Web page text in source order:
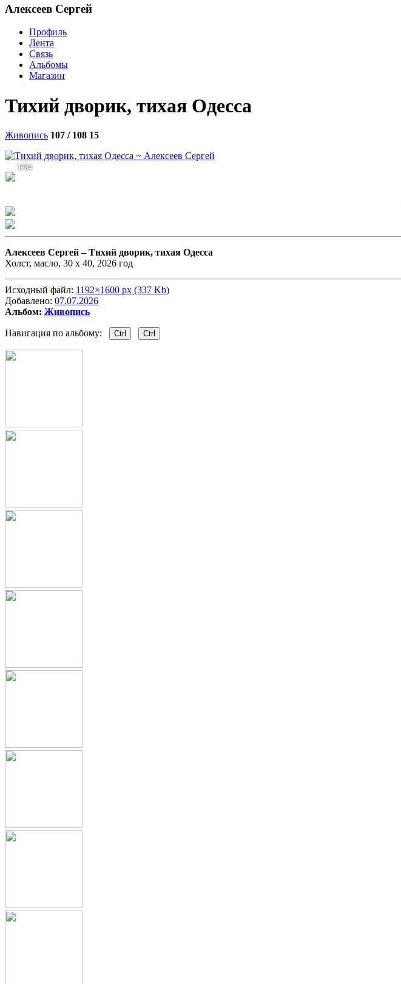
Алексеев Сергей
Профиль
Лента
Связь
Альбомы
Магазин
Тихий дворик, тихая Одесса
Живопись 107 / 108 15
1784
Алексеев Сергей –Тихий дворик, тихая Одесса
Холст, масло, 30 х 40, 2026 год
Исходный файл: 1192×1600 px (337 Kb)
Добавлено: 07.07.2026
Альбом: Живопись
Навигация по альбому: Ctrl Ctrl